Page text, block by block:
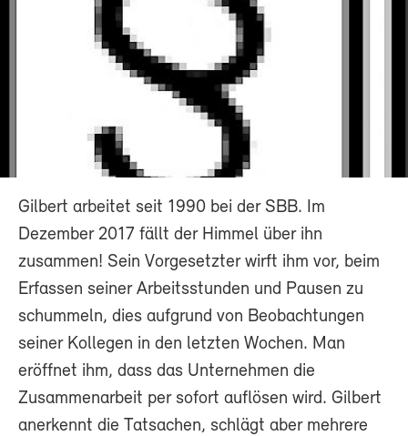
Gilbert arbeitet seit 1990 bei der SBB. Im
Dezember 2017 fällt der Himmel über ihn
zusammen! Sein Vorgesetzter wirft ihm vor, beim
Erfassen seiner Arbeitsstunden und Pausen zu
schummeln, dies aufgrund von Beobachtungen
seiner Kollegen in den letzten Wochen. Man
eröffnet ihm, dass das Unternehmen die
Zusammenarbeit per sofort auflösen wird. Gilbert
anerkennt die Tatsachen, schlägt aber mehrere